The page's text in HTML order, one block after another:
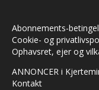
Abonnements-
Cookie- og
Ophavsret, ejer og
ANNONCER i
Kontakt